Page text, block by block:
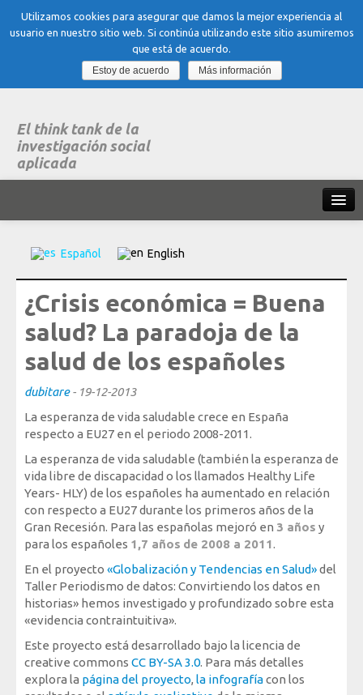
El think tank de la
investigación social
aplicada
Areas
de experiencia
Organización, Trabajo y Salud
Sociedad, Innovación y Salud
Internacional, Sectores y Salud
Nuestra propuesta
Blogs
Blog: Organización, Trabajo y Salud
Blog: Sociedad, Innovación y Salud
Blog: Internacional, Sectores y Salud
Formación
y eventos
Publicaciones: Organización, Trabajo y Salud
Publicaciones: Sociedad, Innovación y Salud
Español English
¿Crisis económica = Buena
salud? La paradoja de la
salud de los españoles
dubitare- 19-12-2013
La esperanza de vida saludable crece en España
respecto a EU27 en el periodo 2008-2011.
La esperanza de vida saludable (también la esperanza de
vida libre de discapacidad o los llamados Healthy Life
Years- HLY) de los españoles ha aumentado en relación
con respecto a EU27 durante los primeros años de la
Gran Recesión. Para las españolas mejoró en 3 años y
para los españoles 1,7 años de 2008 a 2011.
En el proyecto «Globalización y Tendencias en Salud»del
Taller Periodismo de datos: Convirtiendo los datos en
historias» hemos investigado y profundizado sobre esta
«evidencia contraintuitiva».
Este proyecto está desarrollado bajo la licencia de
creative commons CC BY-SA 3.0. Para más detalles
explora la página del proyecto, la infografíacon los
Utilizamos cookies para asegurar que damos la mejor experiencia al
usuario en nuestro sitio web. Si continúa utilizando este sitio asumiremos
que está de acuerdo.
Estoy de acuerdo
Más información